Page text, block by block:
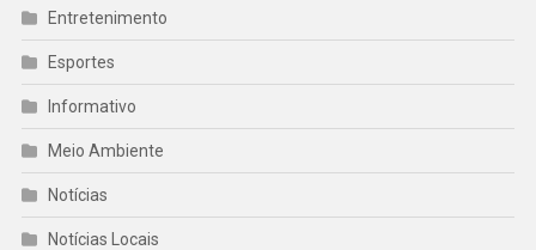
Entretenimento
Esportes
Informativo
Meio Ambiente
Notícias
Notícias Locais